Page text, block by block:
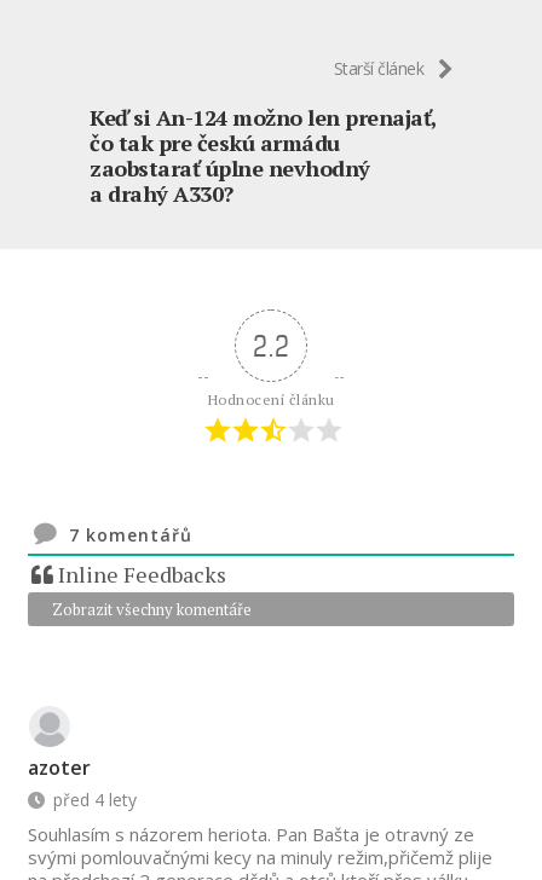
Starší článek
Keď si An-124 možno len prenajať,
čo tak pre českú armádu
zaobstarať úplne nevhodný
a drahý A330?
2.2
Hodnocení článku
7 komentářů
Inline Feedbacks
Zobrazit všechny komentáře
azoter
před 4 lety
Souhlasím s názorem heriota. Pan Bašta je otravný ze
svými pomlouvačnými kecy na minuly režim,přičemž plije